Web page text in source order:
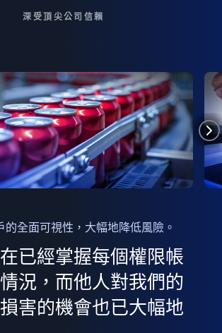
深受頂尖公司信賴
的全面可視性，大幅地降低風險。
在已經掌握每個權限帳
況，而他人對我們的
害的機會也已大幅地